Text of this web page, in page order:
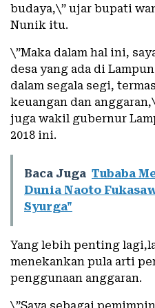
budaya,\” ujar bupati
Nunik itu.
\”Maka dalam hal ini,
desa yang ada di
dalam segala segi,
keuangan dan
juga wakil gubernur
2018 ini.
Baca Juga Tubaba
Dunia Naoto
Syurga"
Yang lebih penting
menekankan pula arti
penggunaan anggaran.